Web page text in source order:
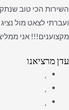
השירות הכי טוב
ועברתי לצאט מול
מקצוענים!!! אני
עדן מרציאנו